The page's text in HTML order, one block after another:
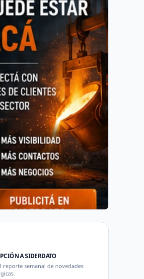
A SIDERDATO
reporte semanal de novedades